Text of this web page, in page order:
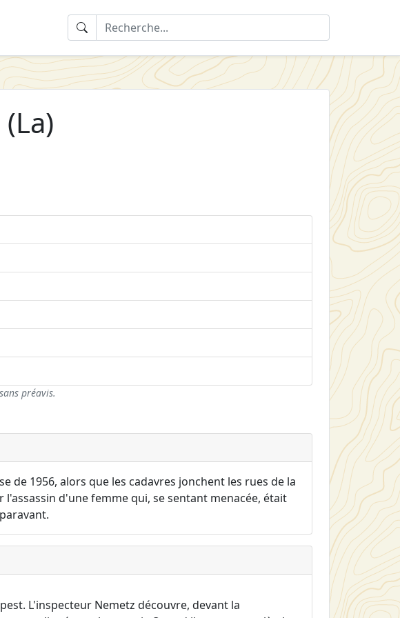
préavis.
de 1956, alors que les cadavres jonchent les rues de la
d'une femme qui, se sentant menacée, était
L'inspecteur Nemetz découvre, devant la